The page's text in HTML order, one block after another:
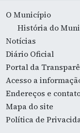
O Município
História do
Notícias
Diário Oficial
Portal da
Acesso a
Endereços e
Mapa do site
Política de